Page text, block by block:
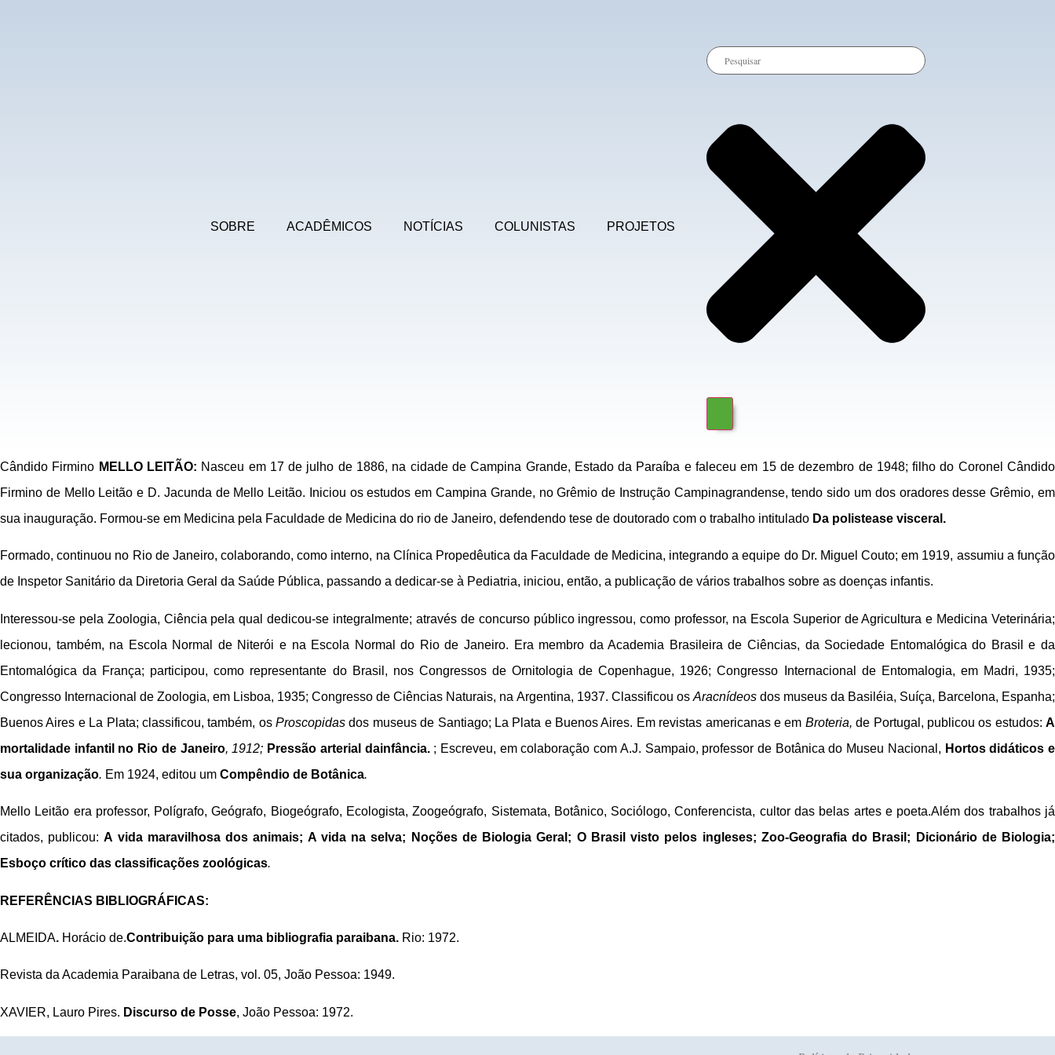
SOBRE ACADÊMICOS NOTÍCIAS COLUNISTAS PROJETOS
Cândido Firmino MELLO LEITÃO: Nasceu em 17 de julho de 1886, na cidade de Campina Grande, Estado da Paraíba e faleceu em 15 de dezembro de 1948; filho do Coronel Cândido
Firmino de Mello Leitão e D. Jacunda de Mello Leitão. Iniciou os estudos em Campina Grande, no Grêmio de Instrução Campinagrandense, tendo sido um dos oradores desse Grêmio, em
sua inauguração. Formou-se em Medicina pela Faculdade de Medicina do rio de Janeiro, defendendo tese de doutorado com o trabalho intitulado Da polistease visceral.
Formado, continuou no Rio de Janeiro, colaborando, como interno, na Clínica Propedêutica da Faculdade de Medicina, integrando a equipe do Dr. Miguel Couto; em 1919, assumiu a função
de Inspetor Sanitário da Diretoria Geral da Saúde Pública, passando a dedicar-se à Pediatria, iniciou, então, a publicação de vários trabalhos sobre as doenças infantis.
Interessou-se pela Zoologia, Ciência pela qual dedicou-se integralmente; através de concurso público ingressou, como professor, na Escola Superior de Agricultura e Medicina Veterinária;
lecionou, também, na Escola Normal de Niterói e na Escola Normal do Rio de Janeiro. Era membro da Academia Brasileira de Ciências, da Sociedade Entomalógica do Brasil e da
Entomalógica da França; participou, como representante do Brasil, nos Congressos de Ornitologia de Copenhague, 1926; Congresso Internacional de Entomalogia, em Madri, 1935;
Congresso Internacional de Zoologia, em Lisboa, 1935; Congresso de Ciências Naturais, na Argentina, 1937. Classificou os Aracnídeosdos museus da Basiléia, Suíça, Barcelona, Espanha;
Buenos Aires e La Plata; classificou, também, osProscopidas dos museus de Santiago; La Plata e Buenos Aires. Em revistas americanas e em Broteria, de Portugal, publicou os estudos:A
mortalidade infantil no Rio de Janeiro, 1912; Pressão arterial dainfância.; Escreveu, em colaboração com A.J. Sampaio, professor de Botânica do Museu Nacional, Hortos didáticos e
sua organização. Em 1924, editou um Compêndio de Botânica.
Mello Leitão era professor, Polígrafo, Geógrafo, Biogeógrafo, Ecologista, Zoogeógrafo, Sistemata, Botânico, Sociólogo, Conferencista, cultor das belas artes e poeta.Além dos trabalhos já
citados, publicou:A vida maravilhosa dos animais; A vida na selva; Noções de Biologia Geral; O Brasil visto pelos ingleses; Zoo-Geografia do Brasil; Dicionário de Biologia;
Esboço crítico das classificações zoológicas.
REFERÊNCIAS BIBLIOGRÁFICAS:
ALMEIDA. Horácio de.Contribuição para uma bibliografia paraibana. Rio: 1972.
Revista da Academia Paraibana de Letras, vol. 05, João Pessoa: 1949.
XAVIER, Lauro Pires. Discurso de Posse, João Pessoa: 1972.